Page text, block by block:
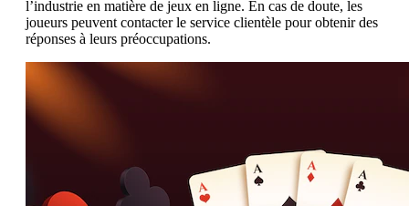
l’industrie en matière de jeux en ligne. En cas de doute, les
joueurs peuvent contacter le service clientèle pour obtenir des
réponses à leurs préoccupations.